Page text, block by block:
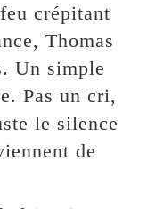
crépitant
Thomas
Un simple
Pas un cri,
le silence
de